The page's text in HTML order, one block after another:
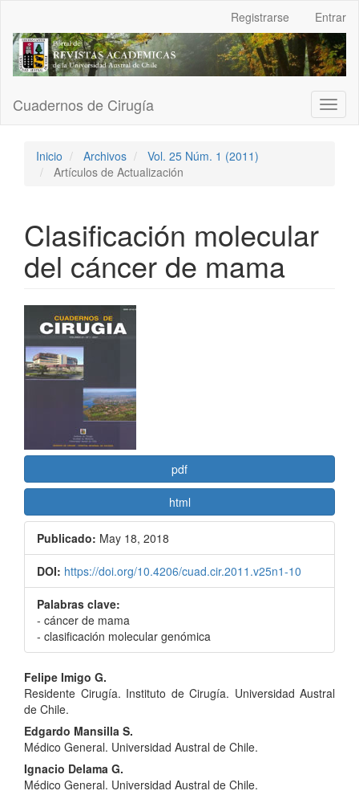
Contenido
principal
Barra
Registrarse Entrar
Cuadernos de Cirugía
Inicio Archivos
Vol. 25 Núm. 1 (2011)
Artículos de Actualización
Clasificación molecular
del cáncer de mama
Barra
lateral
del
artículo
pdf
html
Publicado: May 18, 2018
DOI: https://doi.org/10.4206/cuad.cir.2011.v25n1-10
Palabras clave:
- cáncer de mama
- clasificación molecular genómica
Contenido
principal
del
artículo
Felipe Imigo G.
Residente Cirugía. Instituto de Cirugía. Universidad Austral
de Chile.
Edgardo Mansilla S.
Médico General. Universidad Austral de Chile.
Ignacio Delama G.
Médico General. Universidad Austral de Chile.